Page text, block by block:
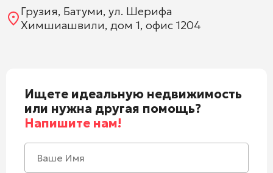
Грузия, Батуми, ул. Шерифа
Химшиашвили, дом 1, офис 1204
Ищете идеальную недвижимость
или нужна другая помощь?
Напишите нам!